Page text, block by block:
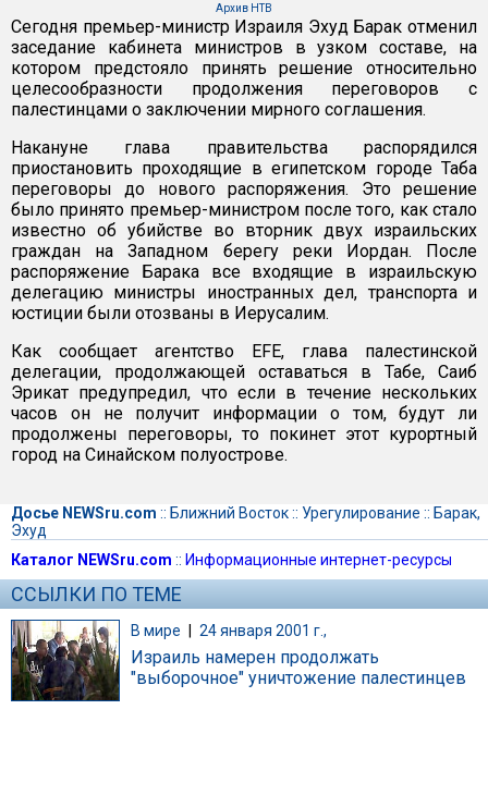
Архив НТВ
Сегодня премьер-министр Израиля Эхуд Барак отменил
заседание кабинета министров в узком составе, на
котором предстояло принять решение относительно
целесообразности продолжения переговоров с
палестинцами о заключении мирного соглашения.
Накануне глава правительства распорядился
приостановить проходящие в египетском городе Таба
переговоры до нового распоряжения. Это решение
было принято премьер-министром после того, как стало
известно об убийстве во вторник двух израильских
граждан на Западном берегу реки Иордан. После
распоряжение Барака все входящие в израильскую
делегацию министры иностранных дел, транспорта и
юстиции были отозваны в Иерусалим.
Как сообщает агентство EFE, глава палестинской
делегации, продолжающей оставаться в Табе, Саиб
Эрикат предупредил, что если в течение нескольких
часов он не получит информации о том, будут ли
продолжены переговоры, то покинет этот курортный
город на Синайском полуострове.
Досье NEWSru.com :: Ближний Восток:: Урегулирование :: Барак,
Эхуд
Каталог NEWSru.com :: Информационные интернет-ресурсы
ССЫЛКИ ПО ТЕМЕ
В мире | 24 января 2001 г.,
Израиль намерен продолжать
"выборочное" уничтожение палестинцев